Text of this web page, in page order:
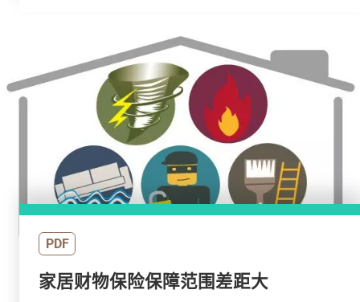
PDF
家居财物保险保障范围差距大